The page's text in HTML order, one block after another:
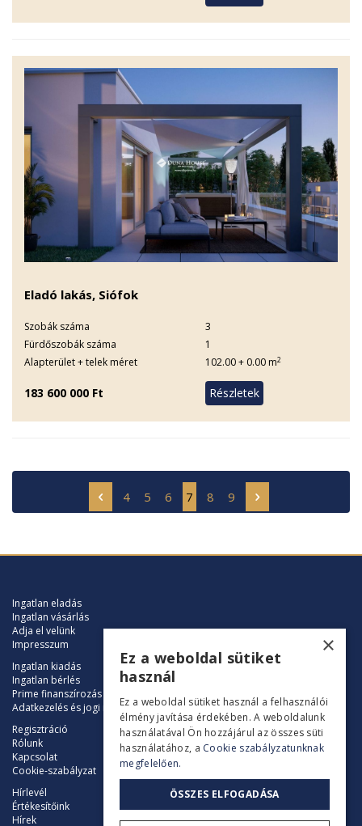
Eladó lakás, Siófok
Szobák száma
3
Fürdőszobák száma
1
Alapterület + telek méret
102.00 + 0.00 m2
183 600 000 Ft
4 5 6 7 8 9
Ingatlan eladás
Ingatlan vásárlás
Adja el velünk
Impresszum
Ingatlan kiadás
Ingatlan bérlés
Prime finanszírozás
Adatkezelés és jogi nyilatkozat
Regisztráció
Rólunk
Kapcsolat
Cookie-szabályzat
Hírlevél
Értékesítőink
Hírek
×
Ez a weboldal sütiket
használ
Ez a weboldal sütiket használ a felhasználói
élmény javítása érdekében. A weboldalunk
használatával Ön hozzájárul az összes süti
használatához, a Cookie szabályzatunknak
megfelelően.
ÖSSZES ELFOGADÁSA